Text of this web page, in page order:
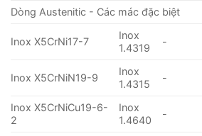
Dòng Austenitic - Các mác đặc biệt
Inox X5CrNi17-7
Inox
1.4319
-
Inox X5CrNiN19-9
Inox
1.4315
-
Inox X5CrNiCu19-6-
2
Inox
1.4640
-